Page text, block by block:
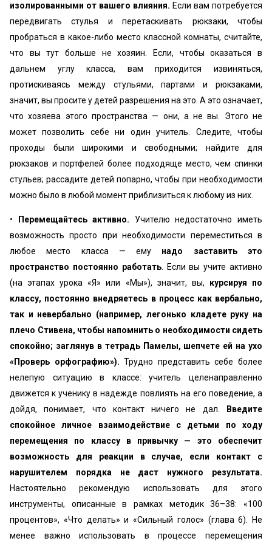
изолированными от вашего влияния. Если вам потребуется
передвигать стулья и перетаскивать рюкзаки, чтобы
пробраться в какое-либо место классной комнаты, считайте,
что вы тут больше не хозяин. Если, чтобы оказаться в
дальнем углу класса, вам приходится извиняться,
протискиваясь между стульями, партами и рюкзаками,
значит, вы просите у детей разрешения на это. А это означает,
что хозяева этого пространства — они, а не вы. Этого не
может позволить себе ни один учитель. Следите, чтобы
проходы были широкими и свободными; найдите для
рюкзаков и портфелей более подходяще место, чем спинки
стульев; рассадите детей попарно, чтобы при необходимости
можно было в любой момент приблизиться к любому из них.
• Перемещайтесь активно. Учителю недостаточно иметь
возможность просто при необходимости переместиться в
любое место класса — ему надо заставить это
пространство постоянно работать. Если вы учите активно
(на этапах урока «Я» или «Мы»), значит, вы, курсируя по
классу, постоянно внедряетесь в процесс как вербально,
так и невербально (например, легонько кладете руку на
плечо Стивена, чтобы напомнить о необходимости сидеть
спокойно; заглянув в тетрадь Памелы, шепчете ей на ухо
«Проверь орфографию»).Трудно представить себе более
нелепую ситуацию в классе: учитель целенаправленно
движется к ученику в надежде повлиять на его поведение, а
дойдя, понимает, что контакт ничего не дал.
Введите
спокойное личное взаимодействие с детьми по ходу
перемещения по классу в привычку — это обеспечит
возможность для реакции в случае, если контакт с
нарушителем порядка не даст нужного результата.
Настоятельно рекомендую использовать для этого
инструменты, описанные в рамках методик 36–38: «100
процентов», «Что делать» и «Сильный голос» (глава 6). Не
менее важно использовать в процессе перемещения